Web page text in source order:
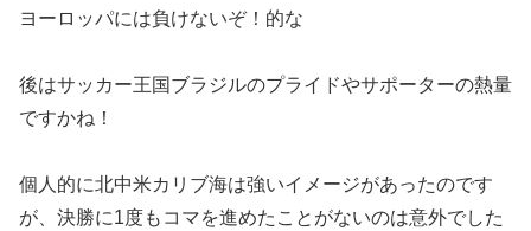
ヨーロッパには負けないぞ！的な
後はサッカー王国ブラジルのプライドやサポーターの熱量
ですかね！
個人的に北中米カリブ海は強いイメージがあったのです
が、決勝に1度もコマを進めたことがないのは意外でした